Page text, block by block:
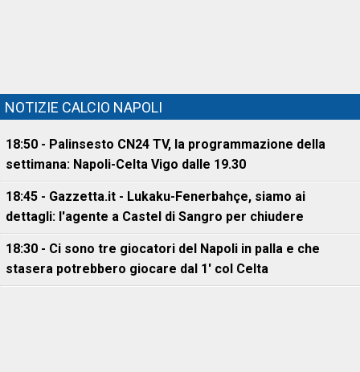
NOTIZIE CALCIO NAPOLI
18:50 - Palinsesto CN24 TV, la programmazione della
settimana: Napoli-Celta Vigo dalle 19.30
18:45 - Gazzetta.it - Lukaku-Fenerbahçe, siamo ai
dettagli: l'agente a Castel di Sangro per chiudere
18:30 - Ci sono tre giocatori del Napoli in palla e che
stasera potrebbero giocare dal 1' col Celta